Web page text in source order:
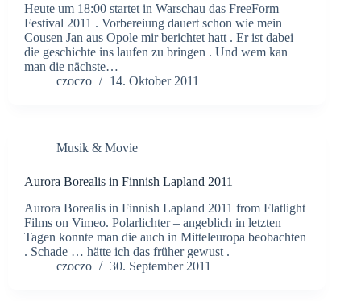
Heute um 18:00 startet in Warschau das FreeForm
Festival 2011 . Vorbereiung dauert schon wie mein
Cousen Jan aus Opole mir berichtet hatt . Er ist dabei
die geschichte ins laufen zu bringen . Und wem kan
man die nächste…
czoczo
14. Oktober 2011
Musik & Movie
Aurora Borealis in Finnish Lapland 2011
Aurora Borealis in Finnish Lapland 2011 from Flatlight
Films on Vimeo. Polarlichter – angeblich in letzten
Tagen konnte man die auch in Mitteleuropa beobachten
. Schade … hätte ich das früher gewust .
czoczo
30. September 2011